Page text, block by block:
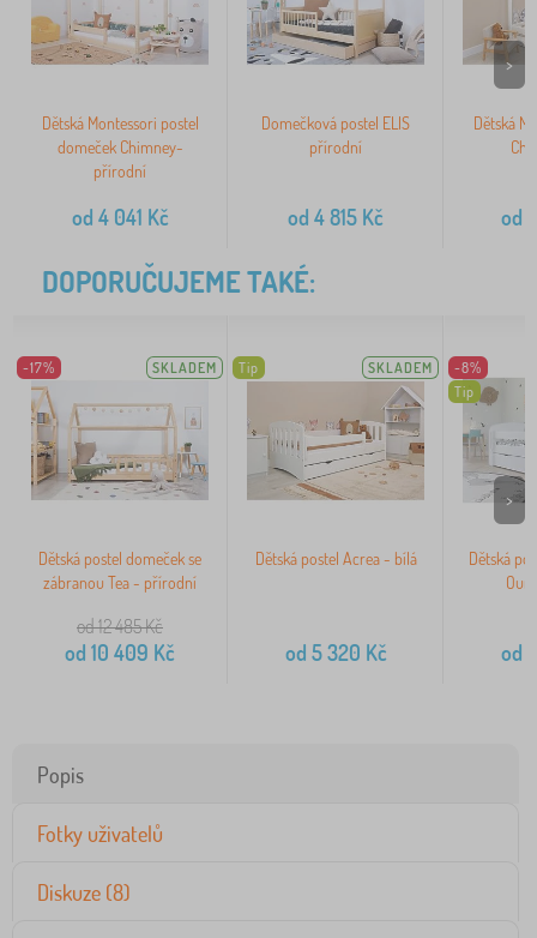
Dětská Montessori postel
domeček Chimney-
přírodní
od 4 041 Kč
Domečková postel ELIS
přírodní
od 4 815 Kč
Dětská
od
>
DOPORUČUJEME TAKÉ:
-17% SKLADEM
Dětská postel domeček se
zábranou Tea - přírodní
od 12 485Kč
od 10 409 Kč
Tip SKLADEM
Dětská postel Acrea - bílá
od 5 320 Kč
-8%
Tip
Dětská
od
>
Popis
Fotky uživatelů
Diskuze (8)